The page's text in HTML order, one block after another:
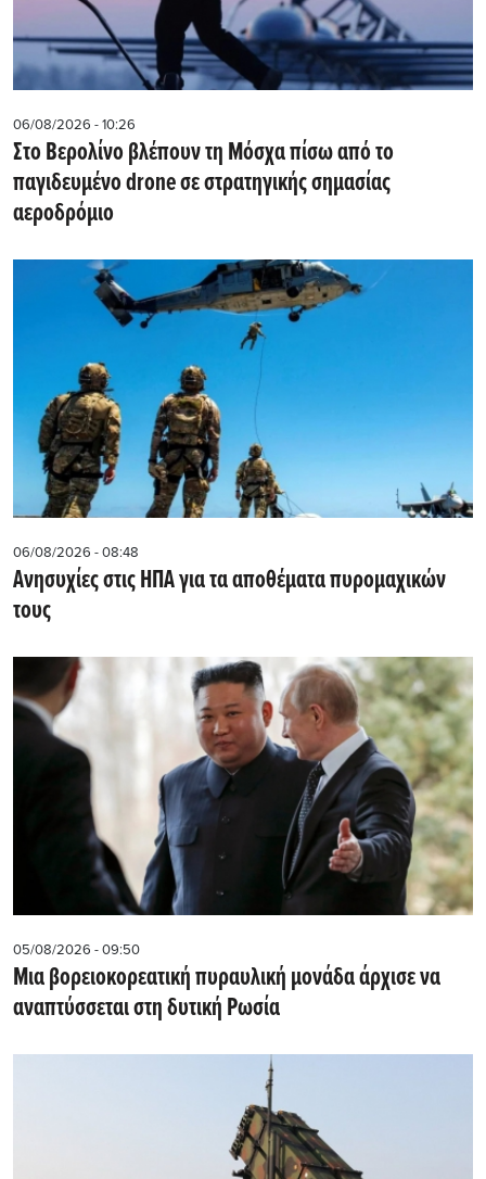
06/08/2026 - 10:26
Στο Βερολίνο βλέπουν τη Μόσχα πίσω από το
παγιδευμένο drone σε στρατηγικής σημασίας
αεροδρόμιο
06/08/2026 - 08:48
Ανησυχίες στις ΗΠΑ για τα αποθέματα πυρομαχικών
τους
05/08/2026 - 09:50
Μια βορειοκορεατική πυραυλική μονάδα άρχισε να
αναπτύσσεται στη δυτική Ρωσία